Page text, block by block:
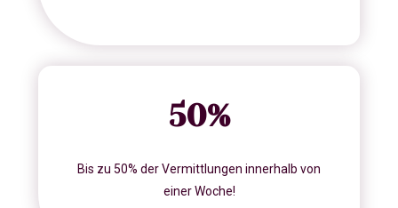
50%
Bis zu 50% der Vermittlungen innerhalb von
einer Woche!